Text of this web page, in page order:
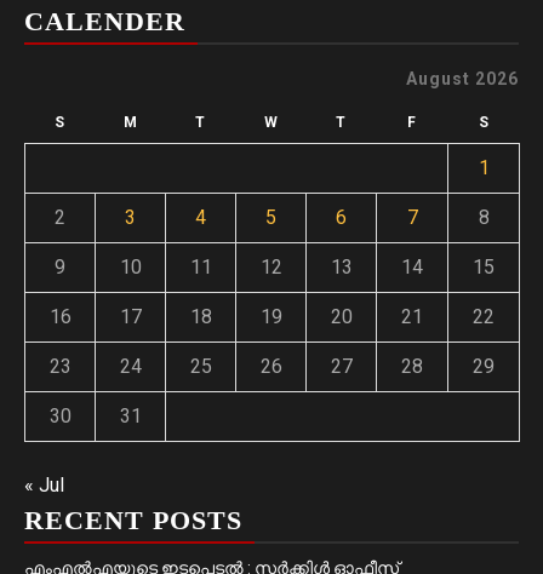
CALENDER
August 2026
S M T W T F S
1
2 3 4 5 6 7 8
9 10 11 12 13 14 15
16 17 18 19 20 21 22
23 24 25 26 27 28 29
30 31
« Jul
RECENT POSTS
എംഎൽഎയുടെ ഇടപെടൽ : സര്‍ക്കിള്‍ ഓഫീസ്